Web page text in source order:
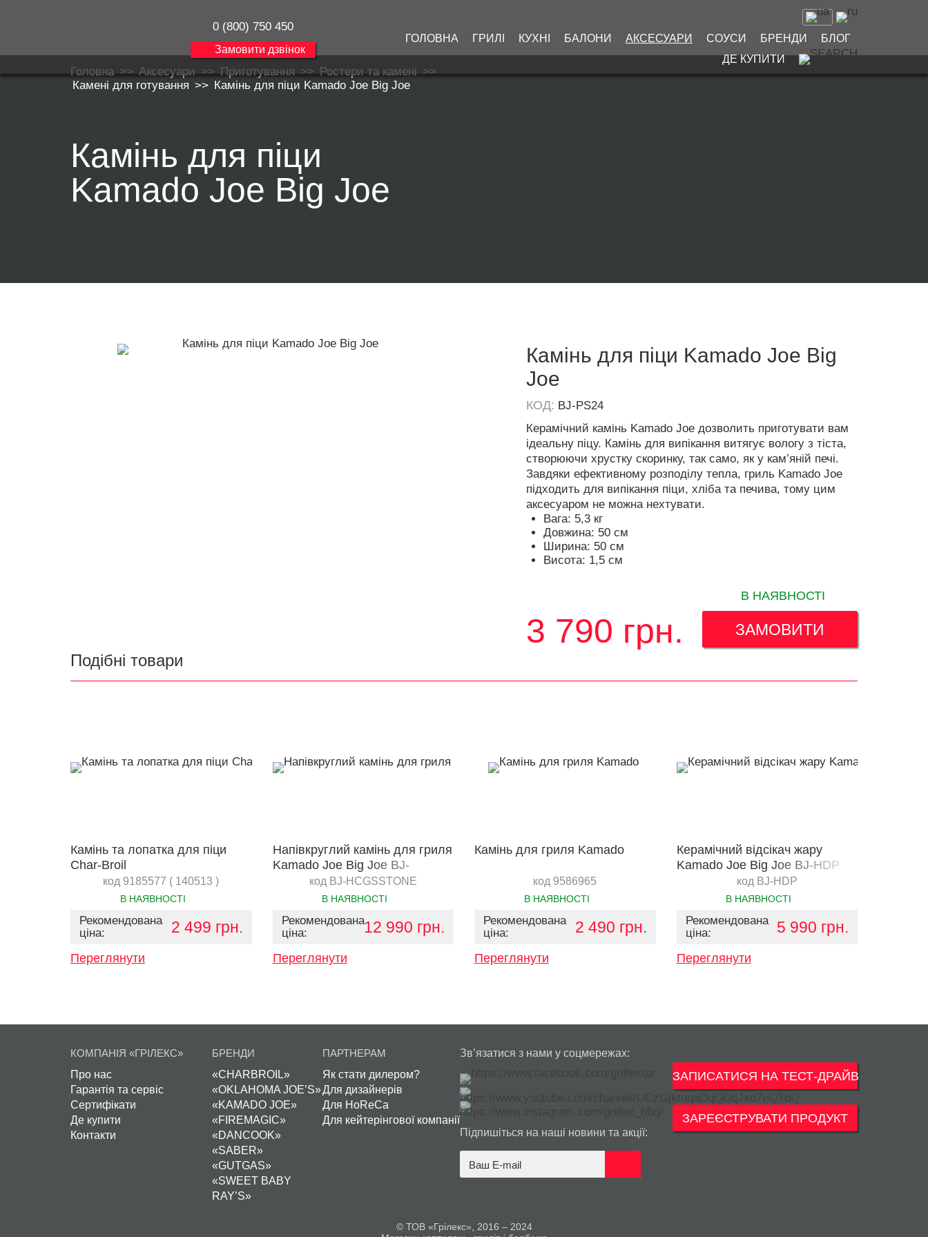
0 (800) 750 450
Замовити дзвінок
ГОЛОВНА ГРИЛІ КУХНІ БАЛОНИ АКСЕСУАРИ СОУСИ БРЕНДИ
БЛОГ
ДЕ КУПИТИ
Головна>>Аксесуари>>Приготування>>Ростери та камені>>
Камені для готування >> Камінь для піци Kamado Joe Big Joe
Камінь для піци
Kamado Joe Big Joe
Камінь для піци Kamado Joe Big
Joe
КОД: BJ-PS24
Керамічний камінь Kamado Joe дозволить приготувати вам
ідеальну піцу. Камінь для випікання витягує вологу з тіста,
створюючи хрустку скоринку, так само, як у кам’яній печі.
Завдяки ефективному розподілу тепла, гриль Kamado Joe
підходить для випікання піци, хліба та печива, тому цим
аксесуаром не можна нехтувати.
Вага: 5,3 кг
Довжина: 50 см
Ширина: 50 см
Висота: 1,5 см
В НАЯВНОСТІ
3 790 грн. ЗАМОВИТИ
Подібні товари
Камінь та лопатка для піци
Char-Broil
код 9185577 ( 140513 )
В НАЯВНОСТІ
Рекомендована
ціна:
2 499 грн.
Переглянути
Напівкруглий камінь для гриля
Kamado Joe Big Joe BJ-
HCGSSTONE
код BJ-HCGSSTONE
В НАЯВНОСТІ
Рекомендована
ціна:
12 990 грн.
Переглянути
Камінь для гриля Kamado
код 9586965
В НАЯВНОСТІ
Рекомендована
ціна:
2 490 грн.
Переглянути
Керамічний відсікач жару
Kamado Joe Big Joe BJ-HDP
код BJ-HDP
В НАЯВНОСТІ
Рекомендована
ціна:
5 990 грн.
Переглянути
КОМПАНІЯ «ГРІЛЕКС»
Про нас
Гарантія та сервіс
Сертифікати
Де купити
Контакти
БРЕНДИ
«CHARBROIL»
«OKLAHOMA JOE’S»
«KAMADO JOE»
«FIREMAGIC»
«DANCOOK»
«SABER»
«GUTGAS»
«SWEET BABY
RAY’S»
ПАРТНЕРАМ
Як стати дилером?
Для дизайнерів
Для HoReCa
Для кейтерінгової компанії
Зв’язатися з нами у соцмережах:
Підпишіться на наші новини та акції:
ЗАПИСАТИСЯ НА ТЕСТ-ДРАЙВ
ЗАРЕЄСТРУВАТИ ПРОДУКТ
© ТОВ «Грілекс», 2016 – 2024